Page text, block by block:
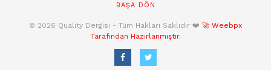
BAŞA DÖN
© 2026 Quality Dergisi - Tüm Hakları Saklıdır ❤️ 🚀 Weebpx
Tarafından Hazırlanmıştır.